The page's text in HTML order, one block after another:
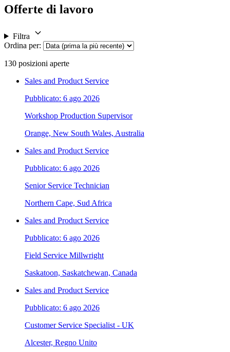
Offerte di lavoro
Filtra
Ordina per:
130 posizioni aperte
Sales and Product Service
Pubblicato: 6 ago 2026
Workshop Production Supervisor
Orange, New South Wales, Australia
Sales and Product Service
Pubblicato: 6 ago 2026
Senior Service Technician
Northern Cape, Sud Africa
Sales and Product Service
Pubblicato: 6 ago 2026
Field Service Millwright
Saskatoon, Saskatchewan, Canada
Sales and Product Service
Pubblicato: 6 ago 2026
Customer Service Specialist - UK
Alcester, Regno Unito